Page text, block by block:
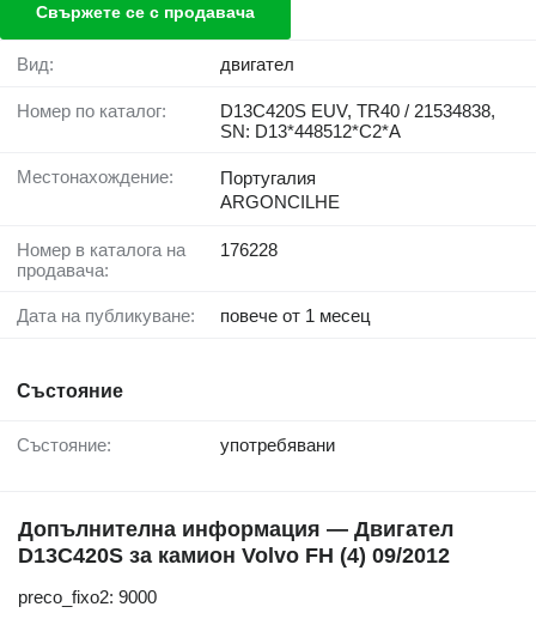
Свържете се с продавача
Вид: двигател
Номер по каталог:
D13C420S EUV, TR40 / 21534838,
SN: D13*448512*C2*A
Местонахождение:
Португалия
ARGONCILHE
Номер в каталога на
продавача:
176228
Дата на публикуване: повече от 1 месец
Състояние
Състояние: употребявани
Допълнителна информация — Двигател
D13C420S за камион Volvo FH (4) 09/2012
preco_fixo2: 9000